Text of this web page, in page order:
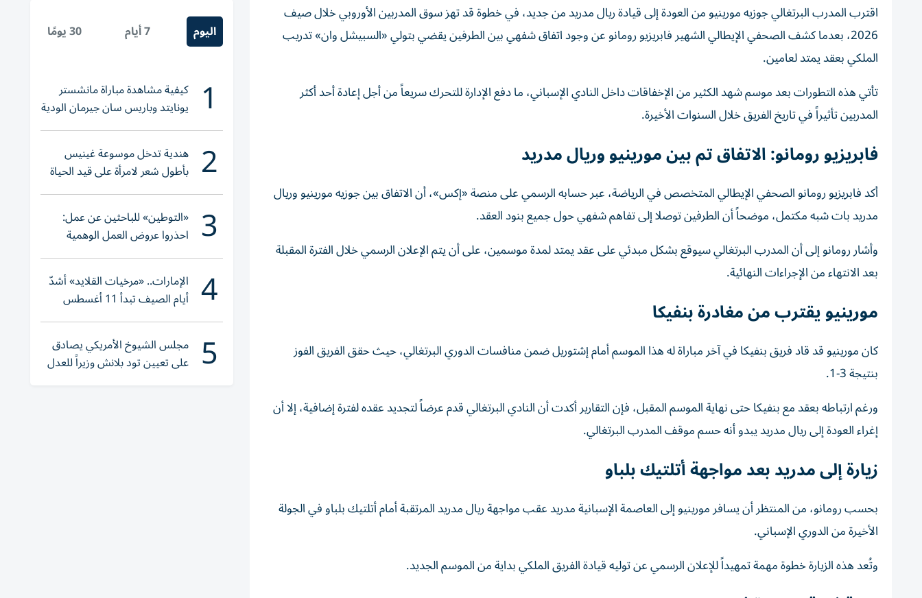
اقترب المدرب البرتغالي جوزيه مورينيو من العودة إلى قيادة ريال مدريد من جديد، في خطوة قد تهز سوق المدربين الأوروبي خلال صيف
2026، بعدما كشف الصحفي الإيطالي الشهير فابريزيو رومانو عن وجود اتفاق شفهي بين الطرفين يقضي بتولي «السبيشل وان» تدريب
الملكي بعقد يمتد لعامين.
تأتي هذه التطورات بعد موسم شهد الكثير من الإخفاقات داخل النادي الإسباني، ما دفع الإدارة للتحرك سريعاً من أجل إعادة أحد أكثر
المدربين تأثيراً في تاريخ الفريق خلال السنوات الأخيرة.
فابريزيو رومانو: الاتفاق تم بين مورينيو وريال مدريد
أكد فابريزيو رومانو الصحفي الإيطالي المتخصص في الرياضة، عبر حسابه الرسمي على منصة «إكس»، أن الاتفاق بين جوزيه مورينيو وريال
مدريد بات شبه مكتمل، موضحاً أن الطرفين توصلا إلى تفاهم شفهي حول جميع بنود العقد.
وأشار رومانو إلى أن المدرب البرتغالي سيوقع بشكل مبدئي على عقد يمتد لمدة موسمين، على أن يتم الإعلان الرسمي خلال الفترة المقبلة
بعد الانتهاء من الإجراءات النهائية.
مورينيو يقترب من مغادرة بنفيكا
كان مورينيو قد قاد فريق بنفيكا في آخر مباراة له هذا الموسم أمام إشتوريل ضمن منافسات الدوري البرتغالي، حيث حقق الفريق الفوز
بنتيجة 3-1.
ورغم ارتباطه بعقد مع بنفيكا حتى نهاية الموسم المقبل، فإن التقارير أكدت أن النادي البرتغالي قدم عرضاً لتجديد عقده لفترة إضافية، إلا أن
إغراء العودة إلى ريال مدريد يبدو أنه حسم موقف المدرب البرتغالي.
زيارة إلى مدريد بعد مواجهة أتلتيك بلباو
بحسب رومانو، من المنتظر أن يسافر مورينيو إلى العاصمة الإسبانية مدريد عقب مواجهة ريال مدريد المرتقبة أمام أتلتيك بلباو في الجولة
الأخيرة من الدوري الإسباني.
وتُعد هذه الزيارة خطوة مهمة تمهيداً للإعلان الرسمي عن توليه قيادة الفريق الملكي بداية من الموسم الجديد.
اليوم 7 أيام 30 يومًا
1 كيفية مشاهدة مباراة مانشستر
يونايتد وباريس سان جيرمان الودية
والقنوات الناقلة
2 هندية تدخل موسوعة غينيس
بأطول شعر لامرأة على قيد الحياة
3 «التوطين» للباحثين عن عمل:
احذروا عروض العمل الوهمية
وتحققوا عبر «الباركود»
4 الإمارات.. «مرخيات القلايد» أشدّ
أيام الصيف تبدأ 11 أغسطس
5 مجلس الشيوخ الأمريكي يصادق
على تعيين تود بلانش وزيراً للعدل